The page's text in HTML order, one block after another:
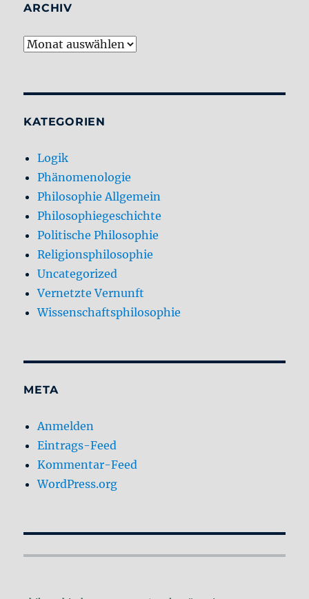
ARCHIV
Archiv
KATEGORIEN
Logik
Phänomenologie
Philosophie Allgemein
Philosophiegeschichte
Politische Philosophie
Religionsphilosophie
Uncategorized
Vernetzte Vernunft
Wissenschaftsphilosophie
META
Anmelden
Eintrags-Feed
Kommentar-Feed
WordPress.org